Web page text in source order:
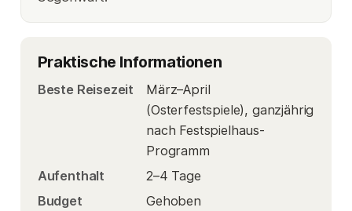
Praktische Informationen
Beste Reisezeit
März–April
(Osterfestspiele), ganzjährig
nach Festspielhaus-
Programm
Aufenthalt
2–4 Tage
Budget
Gehoben